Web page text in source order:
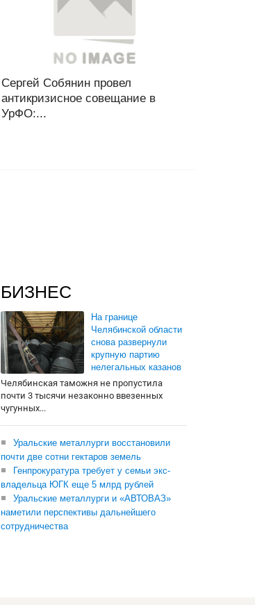
Сергей Собянин провел
антикризисное совещание в
УрФО:...
БИЗНЕС
На границе
Челябинской области
снова развернули
крупную партию
нелегальных казанов
Челябинская таможня не пропустила
почти 3 тысячи незаконно ввезенных
чугунных...
Уральские металлурги восстановили
почти две сотни гектаров земель
Генпрокуратура требует у семьи экс-
владельца ЮГК еще 5 млрд рублей
Уральские металлурги и «АВТОВАЗ»
наметили перспективы дальнейшего
сотрудничества